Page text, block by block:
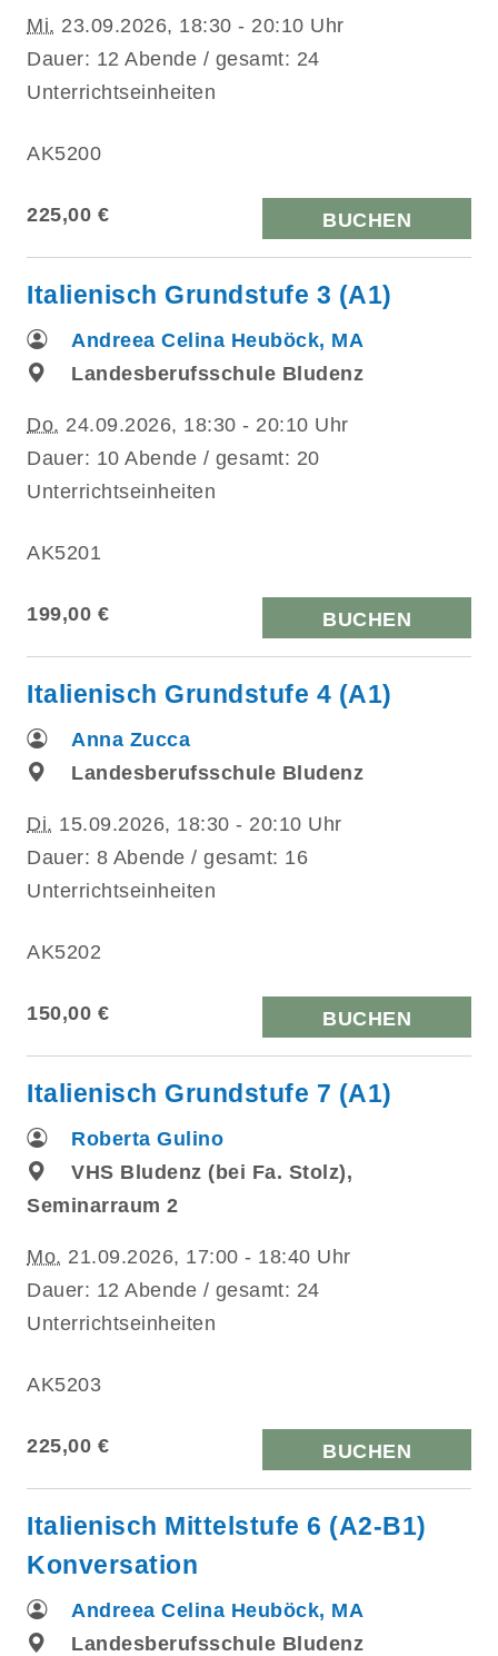
Mi. 23.09.2026, 18:30 - 20:10 Uhr
Dauer: 12 Abende / gesamt: 24
Unterrichtseinheiten
AK5200
225,00 € BUCHEN
Italienisch Grundstufe 3 (A1)
Andreea Celina Heuböck, MA
Landesberufsschule Bludenz
Do. 24.09.2026, 18:30 - 20:10 Uhr
Dauer: 10 Abende / gesamt: 20
Unterrichtseinheiten
AK5201
199,00 € BUCHEN
Italienisch Grundstufe 4 (A1)
Anna Zucca
Landesberufsschule Bludenz
Di. 15.09.2026, 18:30 - 20:10 Uhr
Dauer: 8 Abende / gesamt: 16
Unterrichtseinheiten
AK5202
150,00 € BUCHEN
Italienisch Grundstufe 7 (A1)
Roberta Gulino
VHS Bludenz (bei Fa. Stolz),
Seminarraum 2
Mo. 21.09.2026, 17:00 - 18:40 Uhr
Dauer: 12 Abende / gesamt: 24
Unterrichtseinheiten
AK5203
225,00 € BUCHEN
Italienisch Mittelstufe 6 (A2-B1)
Konversation
Andreea Celina Heuböck, MA
Landesberufsschule Bludenz